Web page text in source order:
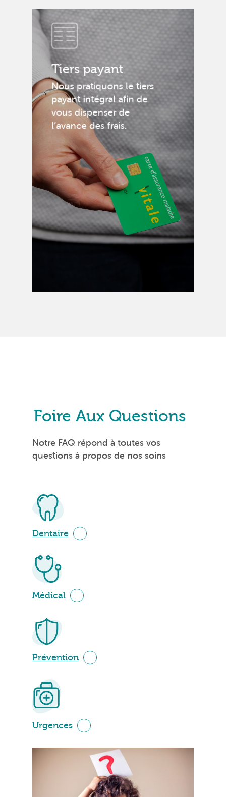
Tiers payant
Nous pratiquons le tiers
payant intégral afin de
vous dispenser de
l’avance des frais.
Foire Aux Questions
Notre FAQ répond à toutes vos
questions à propos de nos soins
Dentaire
Médical
Prévention
Urgences